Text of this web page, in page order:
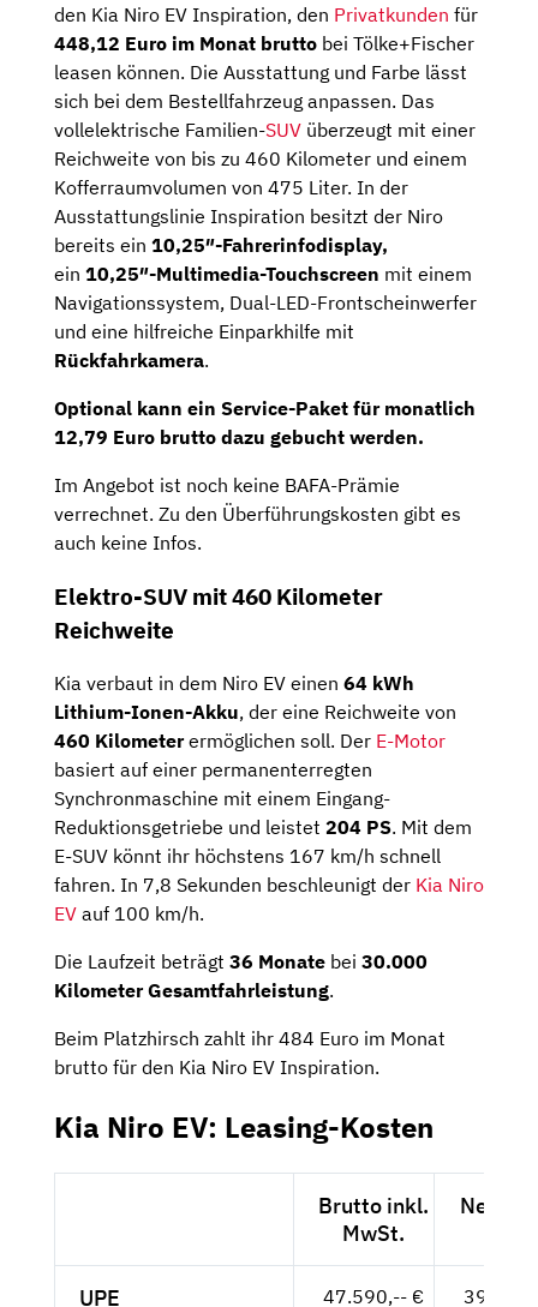
den Kia Niro EV Inspiration, den Privatkunden für
448,12 Euro im Monat brutto bei Tölke+Fischer
leasen können. Die Ausstattung und Farbe lässt
sich bei dem Bestellfahrzeug anpassen. Das
vollelektrische Familien-SUV überzeugt mit einer
Reichweite von bis zu 460 Kilometer und einem
Kofferraumvolumen von 475 Liter. In der
Ausstattungslinie Inspiration besitzt der Niro
bereits ein 10,25″-Fahrerinfodisplay,
ein 10,25″-Multimedia-Touchscreen mit einem
Navigationssystem, Dual-LED-Frontscheinwerfer
und eine hilfreiche Einparkhilfe mit
Rückfahrkamera.
Optional kann ein Service-Paket für monatlich
12,79 Euro brutto dazu gebucht werden.
Im Angebot ist noch keine BAFA-Prämie
verrechnet. Zu den Überführungskosten gibt es
auch keine Infos.
Elektro-SUV mit 460 Kilometer
Reichweite
Kia verbaut in dem Niro EV einen 64 kWh
Lithium-Ionen-Akku, der eine Reichweite von
460 Kilometerermöglichen soll. Der E-Motor
basiert auf einer permanenterregten
Synchronmaschine mit einem Eingang-
Reduktionsgetriebe und leistet 204 PS. Mit dem
E-SUV könnt ihr höchstens 167 km/h schnell
fahren. In 7,8 Sekunden beschleunigt der Kia Niro
EV auf 100 km/h.
Die Laufzeit beträgt 36 Monate bei 30.000
Kilometer Gesamtfahrleistung.
Beim Platzhirsch zahlt ihr 484 Euro im Monat
brutto für den Kia Niro EV Inspiration.
Kia Niro EV: Leasing-Kosten
Brutto inkl.
MwSt.
Netto
UPE 47.590,-- €